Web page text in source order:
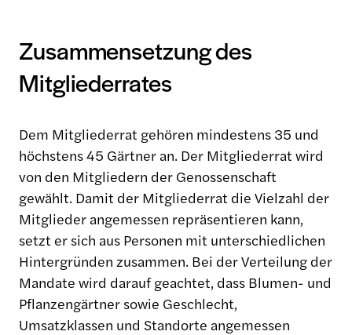
Zusammensetzung des
Mitgliederrates
Dem Mitgliederrat gehören mindestens 35 und
höchstens 45 Gärtner an. Der Mitgliederrat wird
von den Mitgliedern der Genossenschaft
gewählt. Damit der Mitgliederrat die Vielzahl der
Mitglieder angemessen repräsentieren kann,
setzt er sich aus Personen mit unterschiedlichen
Hintergründen zusammen. Bei der Verteilung der
Mandate wird darauf geachtet, dass Blumen- und
Pflanzengärtner sowie Geschlecht,
Umsatzklassen und Standorte angemessen